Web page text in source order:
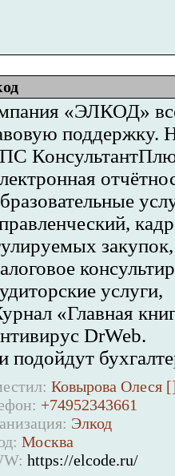
«ЭЛКОД»
поддержку.
закупок,
услуги,
«Главная
DrWeb.
подойдут
Ковырова Олеся [
+74952343661
Элкод
Москва
https://elcode.ru/